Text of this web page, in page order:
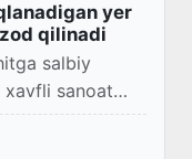
yer
qilinadi
salbiy
xavfli sanoat
joylashgan yer
qilish b...